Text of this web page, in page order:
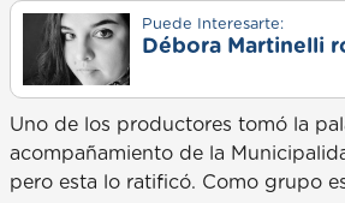
Puede Interesarte:
Débora Martinelli
Uno de los productores tomó la
acompañamiento de la
pero esta lo ratificó. Como grupo